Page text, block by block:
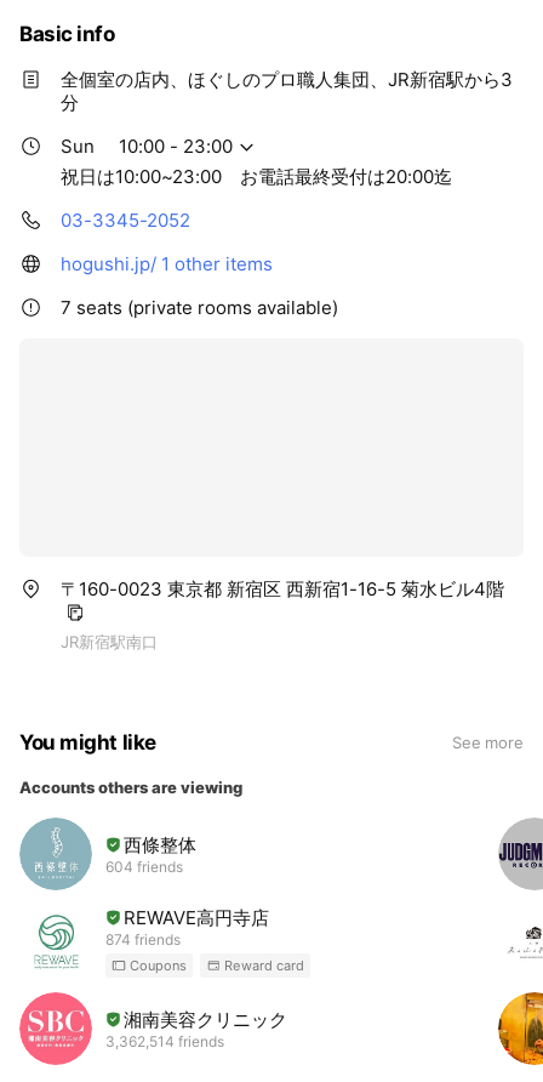
Basic info
全個室の店内、ほぐしのプロ職人集団、JR新宿駅から3
分
Sun
10:00 - 23:00
祝日は10:00~23:00 お電話最終受付は20:00迄
03-3345-2052
hogushi.jp/ 1 other items
7 seats (private rooms available)
〒160-0023 東京都 新宿区 西新宿1-16-5 菊水ビル4階
JR新宿駅南口
You might like See more
Accounts others are viewing
西條整体
604 friends
REWAVE高円寺店
874 friends
Coupons Reward card
湘南美容クリニック
3,362,514 friends